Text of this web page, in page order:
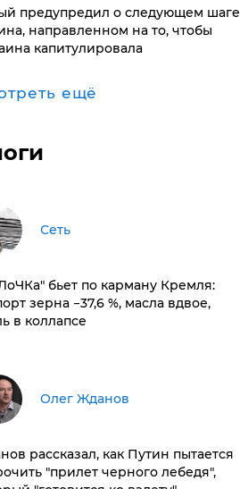
предупредил о следующем шаге
направленном на то, чтобы
капитулировала
ещё
Сеть
бьет по карману Кремля:
зерна −37,6 %, масла вдвое,
в коллапсе
Олег Жданов
рассказал, как Путин пытается
"прилет черного лебедя",